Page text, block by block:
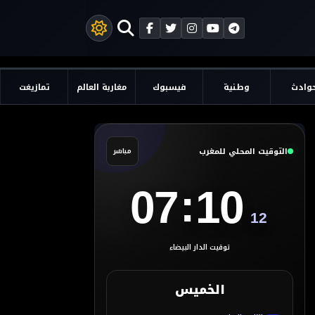
وطنية فيسبوك مغاربة العالم تمازيغت
التوقيت المحلي للمغرب مباشر
07:10 13
توقيت الدار البيضاء
الخميس